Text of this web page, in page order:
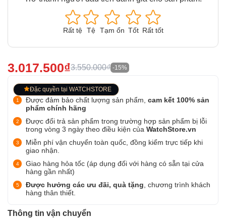
Rất tệ Tệ Tạm ổn Tốt Rất tốt
3.017.500₫3.550.000₫ -15%
Đặc quyền tại WATCHSTORE
Được đảm bảo chất lượng sản phẩm, cam kết 100% sản
phẩm chính hãng
Được đổi trả sản phẩm trong trường hợp sản phẩm bị lỗi
trong vòng 3 ngày theo điều kiện của WatchStore.vn
Miễn phí vận chuyển toàn quốc, đồng kiểm trực tiếp khi
giao nhận.
Giao hàng hỏa tốc (áp dụng đối với hàng có sẵn tại cửa
hàng gần nhất)
Được hưởng các ưu đãi, quà tặng , chương trình khách
hàng thân thiết.
Thông tin vận chuyển